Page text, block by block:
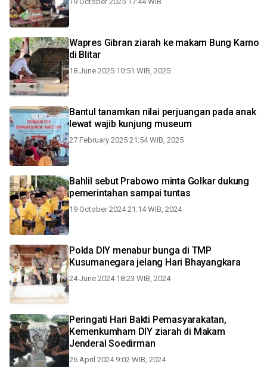
Wapres Gibran ziarah ke makam Bung Karno
di Blitar
18 June 2025 10:51 WIB, 2025
Bantul tanamkan nilai perjuangan pada anak
lewat wajib kunjung museum
27 February 2025 21:54 WIB, 2025
Bahlil sebut Prabowo minta Golkar dukung
pemerintahan sampai tuntas
19 October 2024 21:14 WIB, 2024
Polda DIY menabur bunga di TMP
Kusumanegara jelang Hari Bhayangkara
24 June 2024 18:23 WIB, 2024
Peringati Hari Bakti Pemasyarakatan,
Kemenkumham DIY ziarah di Makam
Jenderal Soedirman
26 April 2024 9:02 WIB, 2024